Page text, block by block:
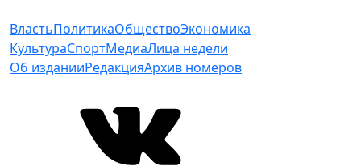
ВластьПолитикаОбществоЭкономика
КультураСпортМедиаЛица недели
Об изданииРедакцияАрхив номеров